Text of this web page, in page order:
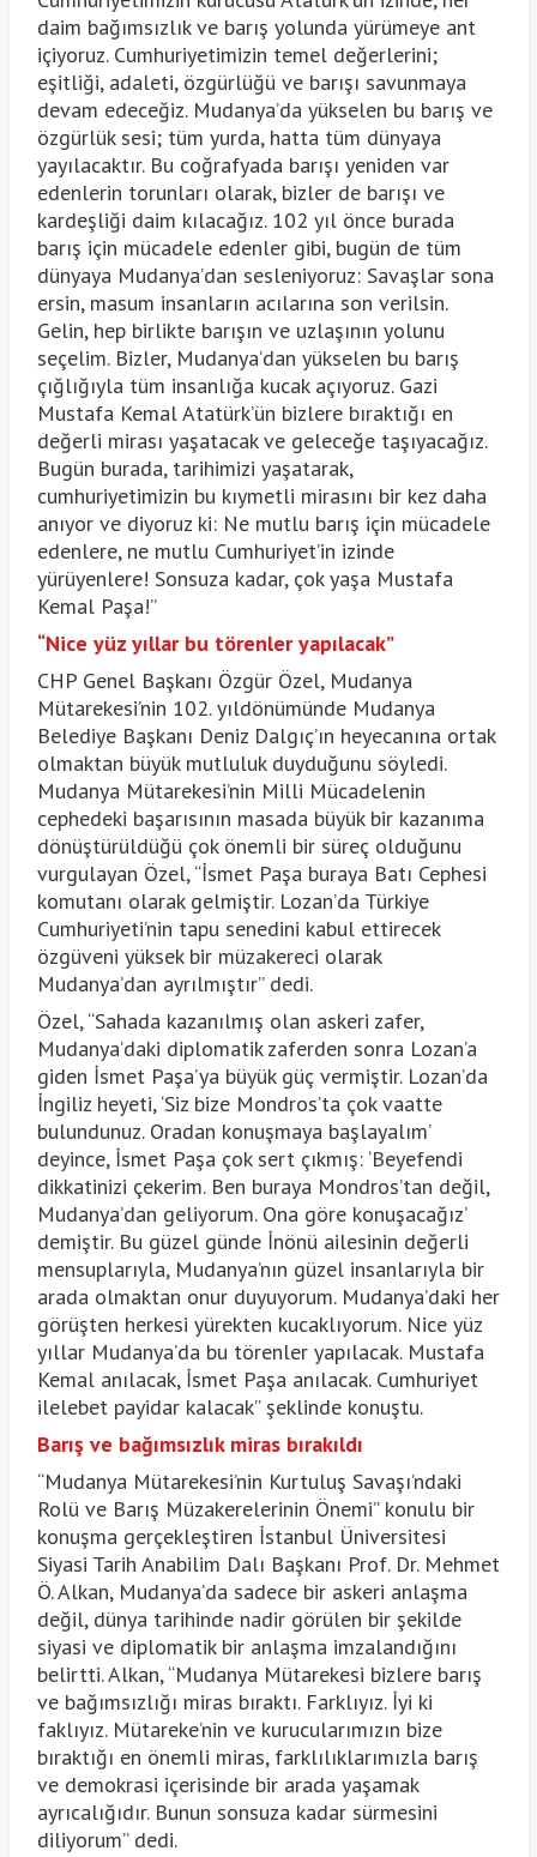
daim bağımsızlık ve barış yolunda yürümeye ant
içiyoruz. Cumhuriyetimizin temel değerlerini;
eşitliği, adaleti, özgürlüğü ve barışı savunmaya
devam edeceğiz. Mudanya’da yükselen bu barış ve
özgürlük sesi; tüm yurda, hatta tüm dünyaya
yayılacaktır. Bu coğrafyada barışı yeniden var
edenlerin torunları olarak, bizler de barışı ve
kardeşliği daim kılacağız. 102 yıl önce burada
barış için mücadele edenler gibi, bugün de tüm
dünyaya Mudanya’dan sesleniyoruz: Savaşlar sona
ersin, masum insanların acılarına son verilsin.
Gelin, hep birlikte barışın ve uzlaşının yolunu
seçelim. Bizler, Mudanya’dan yükselen bu barış
çığlığıyla tüm insanlığa kucak açıyoruz. Gazi
Mustafa Kemal Atatürk’ün bizlere bıraktığı en
değerli mirası yaşatacak ve geleceğe taşıyacağız.
Bugün burada, tarihimizi yaşatarak,
cumhuriyetimizin bu kıymetli mirasını bir kez daha
anıyor ve diyoruz ki: Ne mutlu barış için mücadele
edenlere, ne mutlu Cumhuriyet’in izinde
yürüyenlere! Sonsuza kadar, çok yaşa Mustafa
Kemal Paşa!”
“Nice yüz yıllar bu törenler yapılacak”
CHP Genel Başkanı Özgür Özel, Mudanya
Mütarekesi’nin 102. yıldönümünde Mudanya
Belediye Başkanı Deniz Dalgıç’ın heyecanına ortak
olmaktan büyük mutluluk duyduğunu söyledi.
Mudanya Mütarekesi’nin Milli Mücadelenin
cephedeki başarısının masada büyük bir kazanıma
dönüştürüldüğü çok önemli bir süreç olduğunu
vurgulayan Özel, “İsmet Paşa buraya Batı Cephesi
komutanı olarak gelmiştir. Lozan’da Türkiye
Cumhuriyeti’nin tapu senedini kabul ettirecek
özgüveni yüksek bir müzakereci olarak
Mudanya’dan ayrılmıştır” dedi.
Özel, “Sahada kazanılmış olan askeri zafer,
Mudanya’daki diplomatik zaferden sonra Lozan’a
giden İsmet Paşa’ya büyük güç vermiştir. Lozan’da
İngiliz heyeti, ‘Siz bize Mondros’ta çok vaatte
bulundunuz. Oradan konuşmaya başlayalım’
deyince, İsmet Paşa çok sert çıkmış: ‘Beyefendi
dikkatinizi çekerim. Ben buraya Mondros’tan değil,
Mudanya’dan geliyorum. Ona göre konuşacağız’
demiştir. Bu güzel günde İnönü ailesinin değerli
mensuplarıyla, Mudanya’nın güzel insanlarıyla bir
arada olmaktan onur duyuyorum. Mudanya’daki her
görüşten herkesi yürekten kucaklıyorum. Nice yüz
yıllar Mudanya’da bu törenler yapılacak. Mustafa
Kemal anılacak, İsmet Paşa anılacak. Cumhuriyet
ilelebet payidar kalacak” şeklinde konuştu.
Barış ve bağımsızlık miras bırakıldı
“Mudanya Mütarekesi’nin Kurtuluş Savaşı’ndaki
Rolü ve Barış Müzakerelerinin Önemi” konulu bir
konuşma gerçekleştiren İstanbul Üniversitesi
Siyasi Tarih Anabilim Dalı Başkanı Prof. Dr. Mehmet
Ö. Alkan, Mudanya’da sadece bir askeri anlaşma
değil, dünya tarihinde nadir görülen bir şekilde
siyasi ve diplomatik bir anlaşma imzalandığını
belirtti. Alkan, “Mudanya Mütarekesi bizlere barış
ve bağımsızlığı miras bıraktı. Farklıyız. İyi ki
faklıyız. Mütareke’nin ve kurucularımızın bize
bıraktığı en önemli miras, farklılıklarımızla barış
ve demokrasi içerisinde bir arada yaşamak
ayrıcalığıdır. Bunun sonsuza kadar sürmesini
diliyorum” dedi.